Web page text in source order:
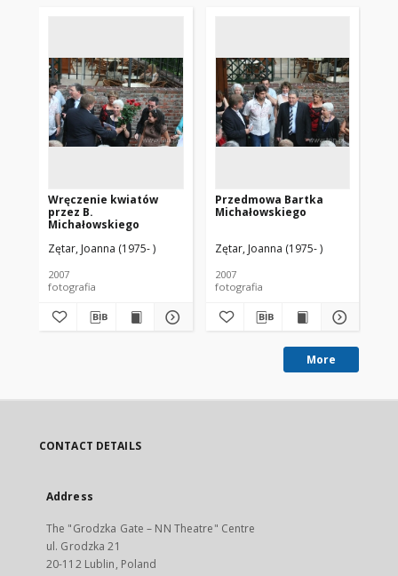
Wręczenie kwiatów
przez B.
Michałowskiego
Zętar, Joanna (1975- )
2007
fotografia
Przedmowa Bartka
Michałowskiego
Zętar, Joanna (1975- )
2007
fotografia
More
CONTACT DETAILS
Address
The "Grodzka Gate – NN Theatre" Centre
ul. Grodzka 21
20-112 Lublin, Poland